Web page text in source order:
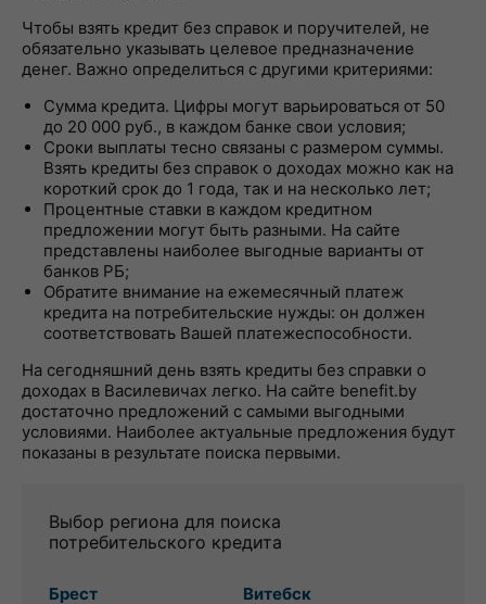
Чтобы взять кредит без справок и поручителей, не
обязательно указывать целевое предназначение
денег. Важно определиться с другими критериями:
Сумма кредита. Цифры могут варьироваться от 50
до 20 000 руб., в каждом банке свои условия;
Сроки выплаты тесно связаны с размером суммы.
Взять кредиты без справок о доходах можно как на
короткий срок до 1 года, так и на несколько лет;
Процентные ставки в каждом кредитном
предложении могут быть разными. На сайте
представлены наиболее выгодные варианты от
банков РБ;
Обратите внимание на ежемесячный платеж
кредита на потребительские нужды: он должен
соответствовать Вашей платежеспособности.
На сегодняшний день взять кредиты без справки о
доходах в Василевичах легко. На сайте benefit.by
достаточно предложений с самыми выгодными
условиями. Наиболее актуальные предложения будут
показаны в результате поиска первыми.
Выбор региона для поиска
потребительского кредита
Брест Витебск